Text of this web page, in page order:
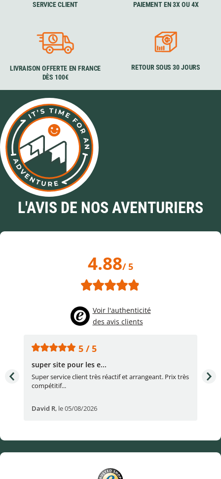
SERVICE CLIENT PAIEMENT EN 3X OU 4X
LIVRAISON OFFERTE EN FRANCE
DÈS 100€
RETOUR SOUS 30 JOURS
L'AVIS DE NOS AVENTURIERS
4.88/ 5
Voir l'authenticité
des avis clients
5 / 5
super site pour les e...
Super service client très réactif et arrangeant. Prix très
compétitif...
David R, le 05/08/2026